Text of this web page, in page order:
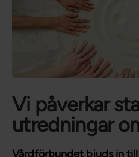
Vi påverkar
utredningar
Vårdförbundet bjuds in